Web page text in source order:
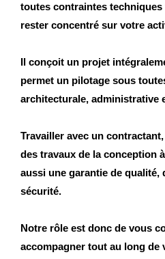
toutes contraintes
rester concentré sur votre
Il conçoit un projet
permet un pilotage sous
architecturale, administrative
Travailler avec un
des travaux de la conception
aussi une garantie de qualité,
sécurité.
Notre rôle est donc de vous
accompagner tout au long de